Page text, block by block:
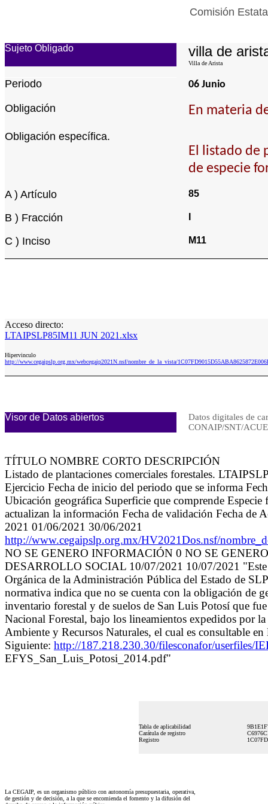
Comisión
Sujeto Obligado villa de
Villa de Arista
Periodo 06 Junio
Obligación En materia
Obligación específica.
El listado de
de especie
A ) Artículo 85
B ) Fracción
C ) Inciso M11
Acceso directo:
LTAIPSLP85IM11 JUN 2021.xlsx
Hipervinculo
http://www.cegaipslp.org.mx/webcegaip2021N.nsf/nombre_de_la_vista/
Visor de Datos abiertos
Datos digitales de
CONAIP/SNT/
TÍTULO NOMBRE CORTO DESCRIPCIÓN
Listado de plantaciones comerciales forestales.
Ejercicio Fecha de inicio del periodo que se informa
Ubicación geográfica Superficie que comprende
actualizan la información Fecha de validación Fecha de
2021 01/06/2021 30/06/2021
http://www.cegaipslp.org.mx/HV2021Dos.nsf/
NO SE GENERO INFORMACIÓN 0 NO SE
DESARROLLO SOCIAL 10/07/2021 10/07/2021 "Este
Orgánica de la Administración Pública del Estado de
normativa indica que no se cuenta con la obligación de
inventario forestal y de suelos de San Luis Potosí que
Nacional Forestal, bajo los lineamientos expedidos por
Ambiente y Recursos Naturales, el cual es consultable
Siguiente: http://187.218.230.30/filesconafor/userfiles/
EFYS_San_Luis_Potosi_2014.pdf"
Tabla de aplicabilidad
Carátula de registro
Registro
La CEGAIP, es un organismo público con autonomía presupuestaria, operativa,
de gestión y de decisión, a la que se encomienda el fomento y la difusión del